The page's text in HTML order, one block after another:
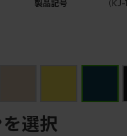
製品記号 （
選択